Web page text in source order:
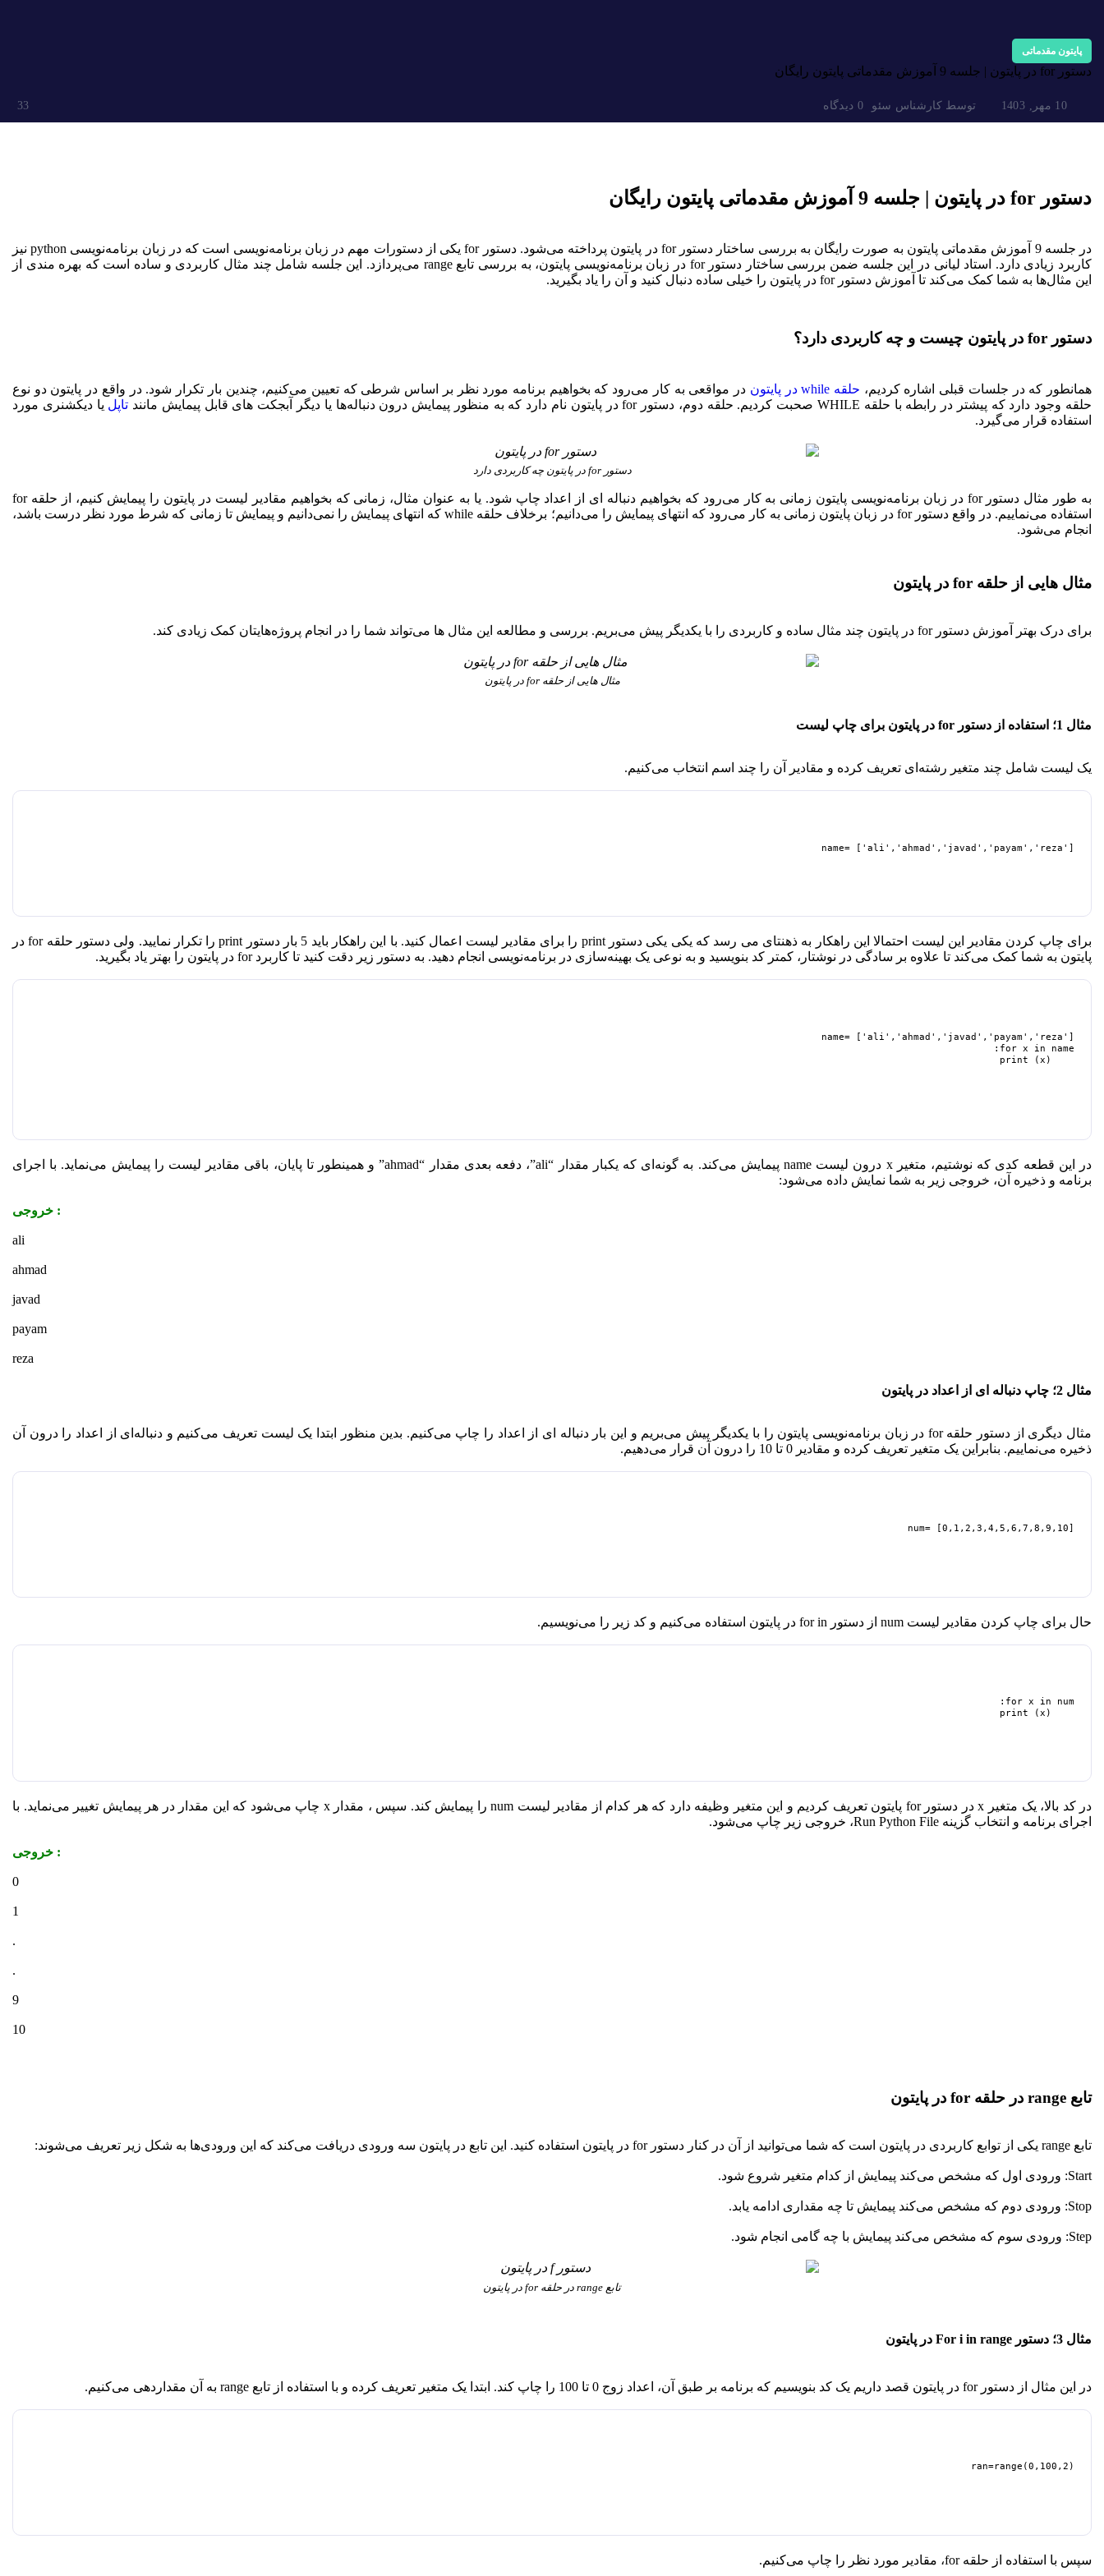
پایتون مقدماتی
دستور for در پایتون | جلسه 9 آموزش مقدماتی پایتون رایگان
10 مهر, 1403 توسط کارشناس سئو 0 دیدگاه 33
دستور for در پایتون | جلسه 9 آموزش مقدماتی پایتون رایگان
در جلسه 9 آموزش مقدماتی پایتون به صورت رایگان به بررسی ساختار دستور for در پایتون پرداخته می‌شود. دستور for یکی از دستورات مهم در زبان برنامه‌نویسی است که در زبان برنامه‌نویسی python نیز
کاربرد زیادی دارد. استاد لیانی در این جلسه ضمن بررسی ساختار دستور for در زبان برنامه‌نویسی پایتون، به بررسی تابع range می‌پردازد. این جلسه شامل چند مثال کاربردی و ساده است که بهره مندی از
این مثال‌ها به شما کمک می‌کند تا آموزش دستور for در پایتون را خیلی ساده دنبال کنید و آن را یاد بگیرید.
دستور for در پایتون چیست و چه کاربردی دارد؟
همانطور که در جلسات قبلی اشاره کردیم، حلقه while در پایتون
در مواقعی به کار می‌رود که بخواهیم برنامه مورد نظر بر اساس شرطی که تعیین می‌کنیم، چندین بار تکرار شود. در واقع در پایتون دو نوع
حلقه وجود دارد که پیشتر در رابطه با حلقه WHILE
صحبت کردیم. حلقه دوم، دستورfor در پایتون نام دارد که به منظور پیمایش درون دنباله‌ها یا دیگر آبجکت های قابل پیمایش مانند تاپل یا دیکشنری مورد
استفاده قرار می‌گیرد.
دستور for در پایتون چه کاربردی دارد
به طور مثال دستور for در زبان برنامه‌نویسی پایتون زمانی به کار می‌رود که بخواهیم دنباله ای از اعداد چاپ شود. یا به عنوان مثال، زمانی که بخواهیم مقادیر لیست در پایتون را پیمایش کنیم، از حلقهfor
استفاده می‌نماییم. در واقعدستورfor در زبان پایتون
زمانی به کار می‌رود که انتهای پیمایش را می‌دانیم؛ برخلاف حلقه while که انتهای پیمایش را نمی‌دانیم و پیمایش تا زمانی که شرط مورد نظر درست باشد،
انجام می‌شود.
مثال هایی از حلقه for در پایتون
برای درک بهتر آموزش دستورfor در پایتون چند مثال ساده و کاربردی را با یکدیگر پیش می‌بریم. بررسی و مطالعه این مثال ها می‌تواند شما را در انجام پروژه‌هایتان کمک زیادی کند.
مثال هایی از حلقه for در پایتون
مثال 1؛ استفاده از دستور for در پایتون برای چاپ لیست
یک لیست شامل چند متغیر رشته‌ای تعریف کرده و مقادیر آن را چند اسم انتخاب می‌کنیم.
name= ['ali','ahmad','javad','payam','reza']
برای چاپ کردن مقادیر این لیست احتمالا این راهکار به ذهنتای می رسد که یکی یکی دستور print را برای مقادیر لیست اعمال کنید. با این راهکار باید 5 بار دستور print را تکرار نمایید. ولی دستور حلقهfor در
پایتون به شما کمک می‌کند تا علاوه بر سادگی در نوشتار، کمتر کد بنویسید و به نوعی یک بهینه‌سازی در برنامه‌نویسی انجام دهید. به دستور زیر دقت کنید تا کاربردfor در پایتون را بهتر یاد بگیرید.
در این قطعه کدی که نوشتیم، متغیر x درون لیست name پیمایش می‌کند. به گونه‌ای که یکبار مقدار “ali”، دفعه بعدی مقدار “ahmad” و همینطور تا پایان، باقی مقادیر لیست را پیمایش می‌نماید. با اجرای
برنامه و ذخیره آن، خروجی زیر به شما نمایش داده می‌شود:
: خروجی
ali
ahmad
javad
payam
reza
مثال 2؛ چاپ دنباله ای از اعداد در پایتون
مثال دیگری از دستور حلقهfor در زبان برنامه‌نویسی پایتون را با یکدیگر پیش می‌بریم و این بار دنباله ای از اعداد را چاپ می‌کنیم. بدین منظور ابتدا یک لیست تعریف می‌کنیم و دنباله‌ای از اعداد را درون آن
ذخیره می‌نماییم. بنابراین یک متغیر تعریف کرده و مقادیر 0 تا 10 را درون آن قرار می‌دهیم.
num= [0,1,2,3,4,5,6,7,8,9,10]
حال برای چاپ کردن مقادیر لیست num از دستور for in در پایتون استفاده می‌کنیم و کد زیر را می‌نویسیم.
در کد بالا، یک متغیر x در دستورfor پایتون
تعریف کردیم و این متغیر وظیفه دارد که هر کدام از مقادیر لیست num را پیمایش کند. سپس ، مقدار x چاپ می‌شود که این مقدار در هر پیمایش تغییر می‌نماید. با
اجرای برنامه و انتخاب گزینه Run Python File، خروجی زیر چاپ می‌شود.
: خروجی
0
1
.
.
9
10
تابع range در حلقه for در پایتون
تابع range یکی از توابع کاربردی در پایتون است که شما می‌توانید از آن در کنار دستورfor در پایتون استفاده کنید. این تابع در پایتون سه ورودی دریافت می‌کند که این ورودی‌ها به شکل زیر تعریف می‌شوند:
Start: ورودی اول که مشخص می‌کند پیمایش از کدام متغیر شروع شود.
Stop: ورودی دوم که مشخص می‌کند پیمایش تا چه مقداری ادامه یابد.
Step: ورودی سوم که مشخص می‌کند پیمایش با چه گامی انجام شود.
تابع range در حلقه for در پایتون
مثال 3؛ دستور For i in range در پایتون
در این مثال از دستورfor در پایتون قصد داریم یک کد بنویسیم که برنامه بر طبق آن، اعداد زوج 0 تا 100 را چاپ کند. ابتدا یک متغیر تعریف کرده و با استفاده از تابع range به آن مقداردهی می‌کنیم.
ran=range(0,100,2)
سپس با استفاده از حلقه for، مقادیر مورد نظر را چاپ می‌کنیم.